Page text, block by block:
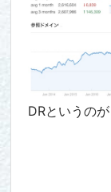
DRというの